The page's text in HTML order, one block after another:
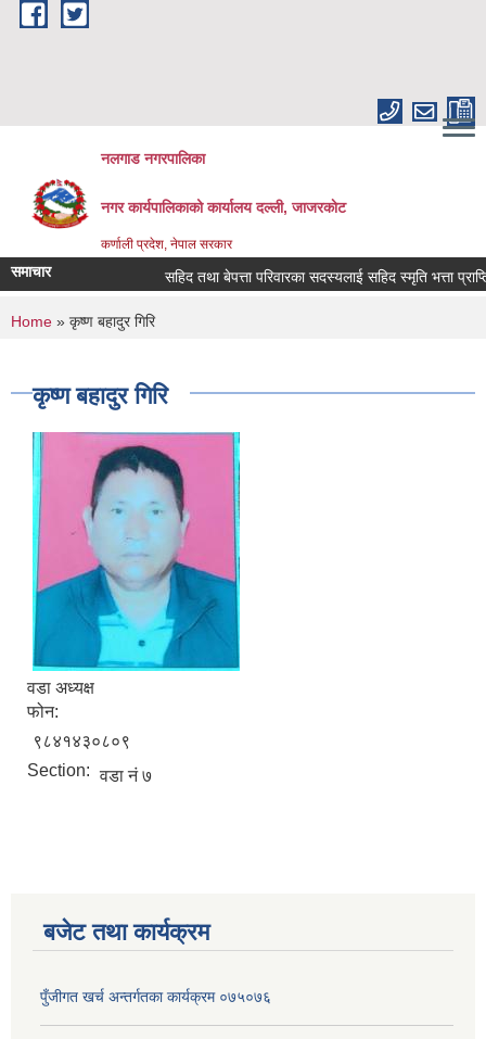
Skip to main content
नलगाड नगरपालिका
नगर कार्यपालिकाको कार्यालय दल्ली, जाजरकाेट
कर्णाली प्रदेश, नेपाल सरकार
समाचार सहिद तथा बेपत्ता परिवारका सदस्यलाई सहिद स्मृति भत्ता
You are here
Home » कृष्ण बहादुर गिरि
कृष्ण बहादुर गिरि
वडा अध्यक्ष
फोन:
९८४१४३०८०९
Section: वडा नं ७
बजेट तथा कार्यक्रम
पुँजीगत खर्च अन्तर्गतका कार्यक्रम ०७५०७६